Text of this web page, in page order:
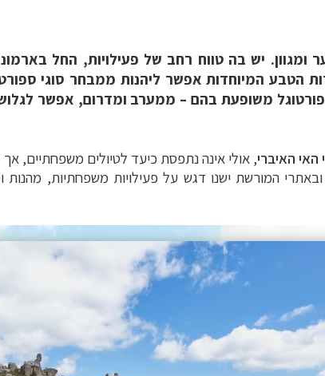
ומגוון. יש בה טווח רחב של פעילויות, החל
הטבע המיוחדות אפשר ליהנות ממבחר סוגי
שפורטוגל משופעת בהם – ממערב ומדרום, אפשר
האי האיברי, אולי אינה נתפסת כיעד לטיולים משפחתיים,
המורשת ישנו דגש על פעילויות משפחתיות, מהנות